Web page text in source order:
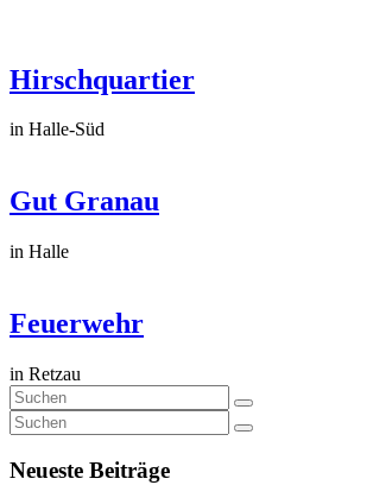
Hirschquartier
in Halle-Süd
Gut Granau
in Halle
Feuerwehr
in Retzau
Neueste Beiträge